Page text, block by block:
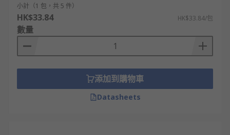
向外壓，確保牢固穩定的連接。插頭的名稱來自於這
個插針的形狀，讓人想起一根拉直的香蕉。香蕉插頭
是連接揚聲器和環繞接收器時使用裸線的替代品，您
可以使用它們進行無需螺絲刀的連接。香蕉插頭可提
供永久性和高品質的連接。術語「香蕉插頭」或「香
蕉插座」指的是 4mm 版本。3mm 和 2mm 的變體都
稱為「迷你香蕉」，但它們不能互換使用。香蕉插頭
和插座也有不同的安全變體。
小計（1 包，共 5 件）
HK$33.84 HK$33.84/包
數量
添加到購物車
Datasheets